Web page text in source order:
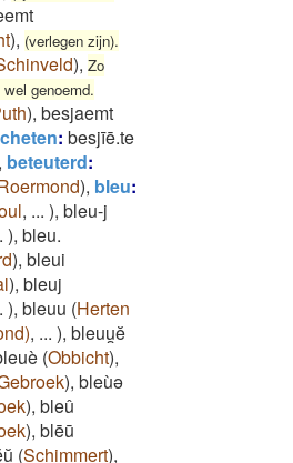
), (verlegen zijn).
), Zo
genoemd.
), besjaemt
: besjīē.te
, beteuterd:
), bleu:
, ... ), bleu-j
), bleu.
), bleui
), bleuj
), bleuu (Herten
, ... ), bleuu̯ĕ
(Obbicht),
), bleùə
), bleû
), blēū
(Schimmert),